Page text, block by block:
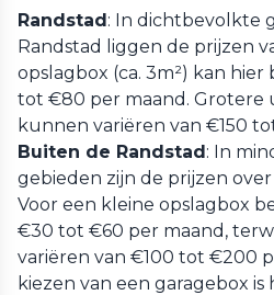
Randstad: In dichtbevolkte
Randstad liggen de prijzen
opslagbox (ca. 3m²) kan
tot €80 per maand. Grotere
kunnen variëren van €150
Buiten de Randstad: In
gebieden zijn de prijzen
Voor een kleine opslagbox
€30 tot €60 per maand,
variëren van €100 tot €200
kiezen van een garagebox